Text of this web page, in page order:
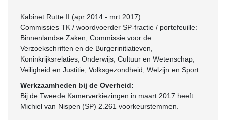
Kabinet Rutte II (apr 2014 - mrt 2017)
Commissies TK / woordvoerder SP-fractie / portefeuille:
Binnenlandse Zaken, Commissie voor de
Verzoekschriften en de Burgerinitiatieven,
Koninkrijksrelaties, Onderwijs, Cultuur en Wetenschap,
Veiligheid en Justitie, Volksgezondheid, Welzijn en Sport.
Werkzaamheden bij de Overheid:
Bij de Tweede Kamerverkiezingen in maart 2017 heeft
Michiel van Nispen (SP) 2.261 voorkeurstemmen.